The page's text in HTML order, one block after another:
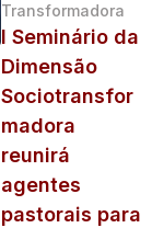
Transformadora
I Seminário da
Dimensão
Sociotransfor
madora
reunirá
agentes
pastorais para